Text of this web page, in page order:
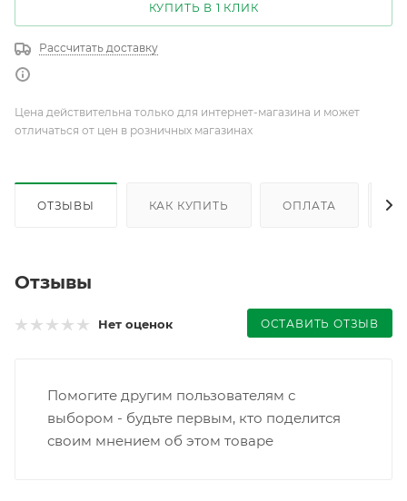
КУПИТЬ В 1 КЛИК
Рассчитать доставку
Цена действительна только для интернет-магазина и может
отличаться от цен в розничных магазинах
ОТЗЫВЫ КАК КУПИТЬ ОПЛАТА
Отзывы
Нет оценок ОСТАВИТЬ ОТЗЫВ
Помогите другим пользователям с
выбором - будьте первым, кто поделится
своим мнением об этом товаре